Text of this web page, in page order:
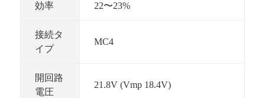
効率 22〜23%
接続タ
イプ
MC4
開回路
電圧
21.8V (Vmp 18.4V)